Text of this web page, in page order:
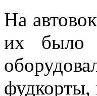
На
их было
фудкорты,